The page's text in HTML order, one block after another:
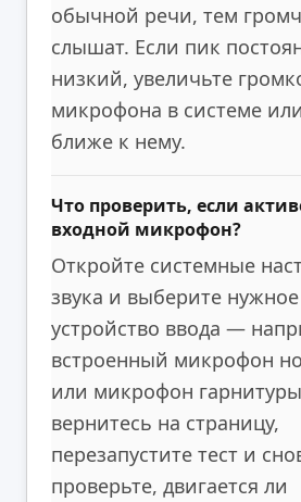
обычной речи, тем
слышат. Если пик
низкий, увеличьте
микрофона в системе
ближе к нему.
Что проверить, если
входной микрофон?
Откройте системные
звука и выберите нужное
устройство ввода —
встроенный микрофон
или микрофон
вернитесь на страницу,
перезапустите тест и
проверьте, двигается ли